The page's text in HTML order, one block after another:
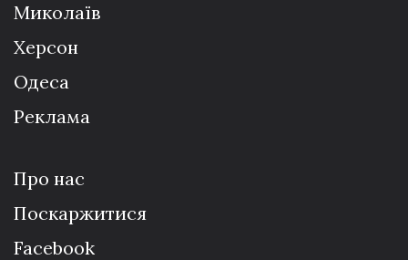
Миколаїв
Херсон
Одеса
Реклама
Про нас
Поскаржитися
Facebook